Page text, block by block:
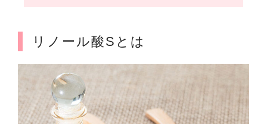
リノール酸Sとは